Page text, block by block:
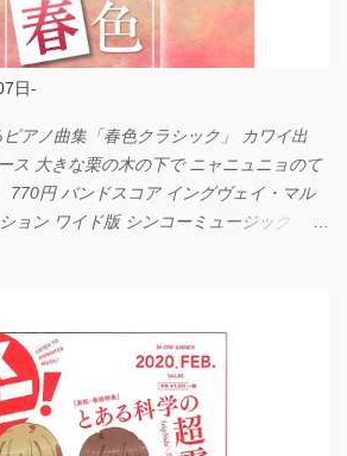
日-
アノ曲集「春色クラシック」 カワイ出
大きな栗の木の下で ニャニュニョのて
円 バンドスコア イングヴェイ・マル
ョン ワイド版 シンコーミュージック